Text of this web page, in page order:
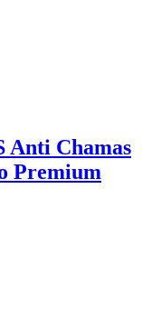
Anti Chamas
Premium